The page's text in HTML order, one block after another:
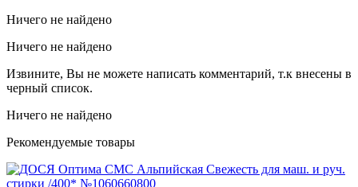
Ничего не найдено
Ничего не найдено
Извините, Вы не можете написать комментарий, т.к внесены в
черный список.
Ничего не найдено
Рекомендуемые товары